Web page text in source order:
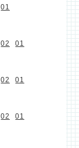
01
02 01
02 01
02 01